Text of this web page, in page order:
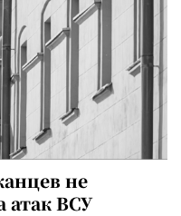
не
атак ВСУ